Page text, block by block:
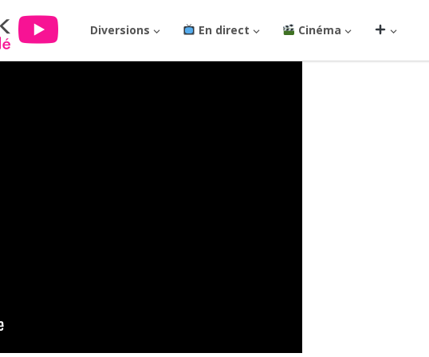
Diversions En direct Cinéma